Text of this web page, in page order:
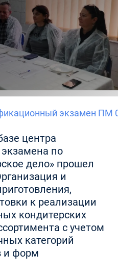
экзамен ПМ
центра
по
дело» прошел
и
к реализации
кондитерских
с учетом
категорий
и форм